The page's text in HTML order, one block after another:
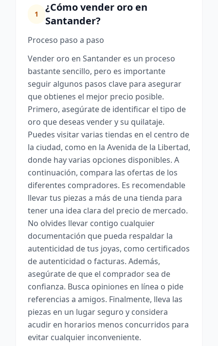
1
¿Cómo vender oro en
Santander?
Proceso paso a paso
Vender oro en Santander es un proceso
bastante sencillo, pero es importante
seguir algunos pasos clave para asegurar
que obtienes el mejor precio posible.
Primero, asegúrate de identificar el tipo de
oro que deseas vender y su quilataje.
Puedes visitar varias tiendas en el centro de
la ciudad, como en la Avenida de la Libertad,
donde hay varias opciones disponibles. A
continuación, compara las ofertas de los
diferentes compradores. Es recomendable
llevar tus piezas a más de una tienda para
tener una idea clara del precio de mercado.
No olvides llevar contigo cualquier
documentación que pueda respaldar la
autenticidad de tus joyas, como certificados
de autenticidad o facturas. Además,
asegúrate de que el comprador sea de
confianza. Busca opiniones en línea o pide
referencias a amigos. Finalmente, lleva las
piezas en un lugar seguro y considera
acudir en horarios menos concurridos para
evitar cualquier inconveniente.